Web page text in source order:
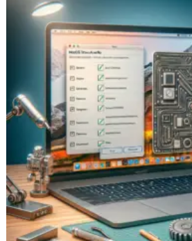
Tahoe
disponibile:
correzioni
di
bug,
miglioramenti
e
patch
di
sicurezza